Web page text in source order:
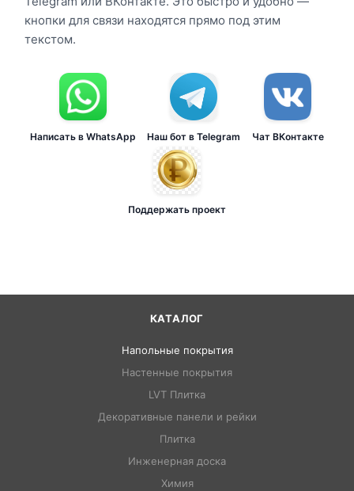
кнопки для связи находятся прямо под этим
текстом.
Написать в WhatsApp Наш бот в Telegram Чат ВКонтакте
Поддержать проект
КАТАЛОГ
Напольные покрытия
Настенные покрытия
LVT Плитка
Декоративные панели и рейки
Плитка
Инженерная доска
Химия